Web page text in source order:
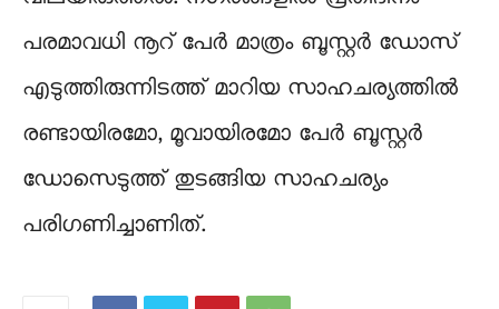
പരമാവധി നൂറ് പേർ മാത്രം ബൂസ്റ്റർ ഡോസ്
എടുത്തിരുന്നിടത്ത് മാറിയ സാഹചര്യത്തിൽ
രണ്ടായിരമോ, മൂവായിരമോ പേർ ബൂസ്റ്റർ
ഡോസെടുത്ത് തുടങ്ങിയ സാഹചര്യം
പരിഗണിച്ചാണിത്.